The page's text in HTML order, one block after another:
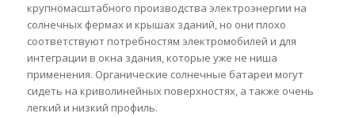
крупномасштабного производства электроэнергии на
солнечных фермах и крышах зданий, но они плохо
соответствуют потребностям электромобилей и для
интеграции в окна здания, которые уже не ниша
применения. Органические солнечные батареи могут
сидеть на криволинейных поверхностях, а также очень
легкий и низкий профиль.